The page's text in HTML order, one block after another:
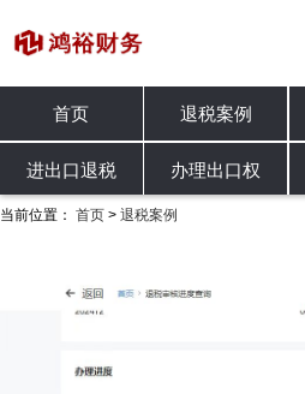
首页
进出口退税
退税案例
办理出口权
进出口退税 退税案例
当前位置： 首页 > 退税案例